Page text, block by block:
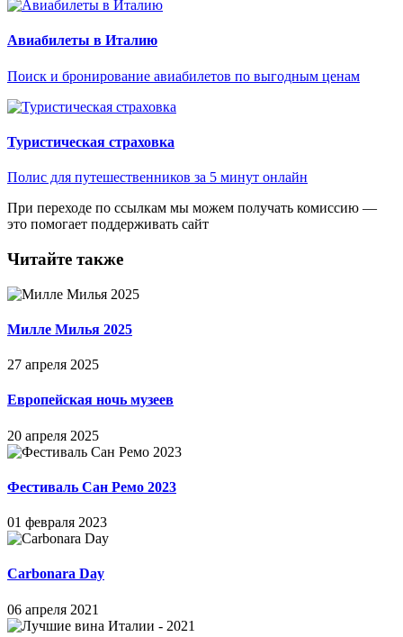
Авиабилеты в Италию
Поиск и бронирование авиабилетов по выгодным ценам
Туристическая страховка
Полис для путешественников за 5 минут онлайн
При переходе по ссылкам мы можем получать комиссию —
это помогает поддерживать сайт
Читайте также
Милле Милья 2025
27 апреля 2025
Европейская ночь музеев
20 апреля 2025
Фестиваль Сан Ремо 2023
01 февраля 2023
Carbonara Day
06 апреля 2021